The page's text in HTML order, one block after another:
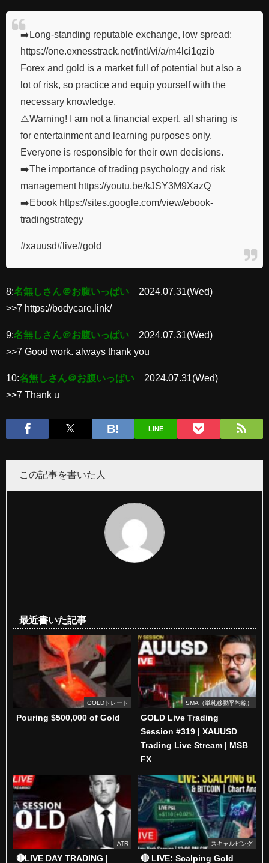
➡️Long-standing reputable exchange, low spread:
https://one.exnesstrack.net/intl/vi/a/m4lci1qzib
Forex and gold is a market full of potential but also a
lot of risk, so practice and equip yourself with the
necessary knowledge.
⚠️Warning! I am not a financial expert, all sharing is
for entertainment and learning purposes only.
Everyone is responsible for their own decisions.
➡️The importance of trading psychology and risk
management https://youtu.be/kJSY3M9XazQ
➡️Ebook https://sites.google.com/view/ebook-
tradingstrategy
#xauusd#live#gold
8:名無しさん＠お腹いっぱい
2024.07.31(Wed)
>>7 https://bodycare.link/
9:名無しさん＠お腹いっぱい
2024.07.31(Wed)
>>7 Good work. always thank you
10:名無しさん＠お腹いっぱい
2024.07.31(Wed)
>>7 Thank u
LINE
この記事を書いた人
最近書いた記事
GOLDトレード
Pouring $500,000 of Gold
SMA（単純移動平均線）
GOLD Live Trading
Session #319 | XAUUSD
Trading Live Stream | MSB
FX
ATR
🔴LIVE DAY TRADING |
スキャルピング
🔴 LIVE: Scalping Gold